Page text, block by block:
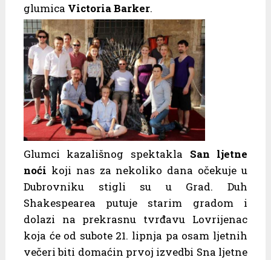
glumica Victoria Barker.
Glumci kazališnog spektakla San ljetne
noći koji nas za nekoliko dana očekuje u
Dubrovniku stigli su u Grad. Duh
Shakespearea putuje starim gradom i
dolazi na prekrasnu tvrđavu Lovrijenac
koja će od subote 21. lipnja pa osam ljetnih
večeri biti domaćin prvoj izvedbi Sna ljetne